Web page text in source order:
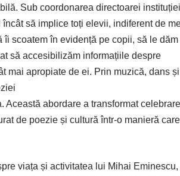
Sub coordonarea directoarei
să implice toți elevii, indiferent de
îi scoatem în evidență pe copii, să le dăm
să accesibilizăm informațiile despre
mai apropiate de ei. Prin muzică, dans și
Această abordare a transformat
de poezie și cultură într-o manieră
viața și activitatea lui Mihai